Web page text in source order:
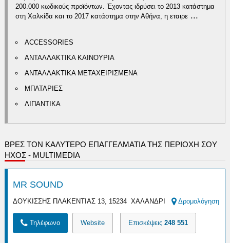
200.000 κωδικούς προϊόντων. Έχοντας ιδρύσει το 2013 κατάστημα
στη Χαλκίδα και το 2017 κατάστημα στην Αθήνα, η εταιρε ...
ACCESSORIES
ΑΝΤΑΛΛΑΚΤΙΚΑ ΚΑΙΝΟΥΡΙΑ
ΑΝΤΑΛΛΑΚΤΙΚΑ ΜΕΤΑΧΕΙΡΙΣΜΕΝΑ
ΜΠΑΤΑΡΙΕΣ
ΛΙΠΑΝΤΙΚΑ
ΒΡΕΣ ΤΟΝ ΚΑΛΎΤΕΡΟ ΕΠΑΓΓΕΛΜΑΤΊΑ ΤΗΣ ΠΕΡΙΟΧΉ ΣΟΥ
ΗΧΟΣ - MULTIMEDIA
MR SOUND
ΔΟΥΚΙΣΣΗΣ ΠΛΑΚΕΝΤΙΑΣ 13, 15234 ΧΑΛΑΝΔΡΙ Δρομολόγηση
Τηλέφωνο Website Επισκέψεις248 551